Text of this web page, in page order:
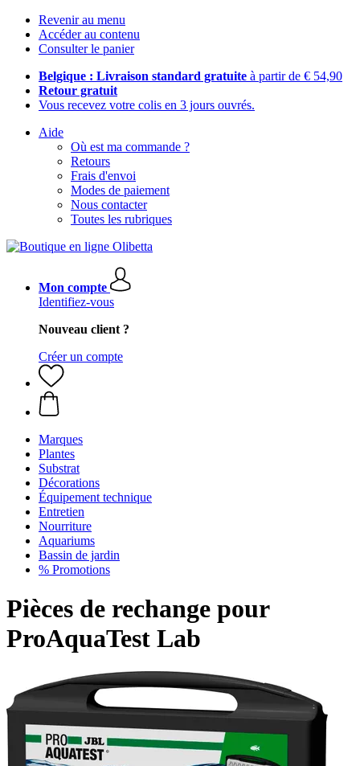
Revenir au menu
Accéder au contenu
Consulter le panier
Belgique : Livraison standard gratuite à partir de € 54,90
Retour gratuit
Vous recevez votre colis en 3 jours ouvrés.
Aide
Où est ma commande ?
Retours
Frais d'envoi
Modes de paiement
Nous contacter
Toutes les rubriques
Mon compte
Identifiez-vous
Nouveau client ?
Créer un compte
Marques
Plantes
Substrat
Décorations
Équipement technique
Entretien
Nourriture
Aquariums
Bassin de jardin
% Promotions
Pièces de rechange pour
ProAquaTest Lab